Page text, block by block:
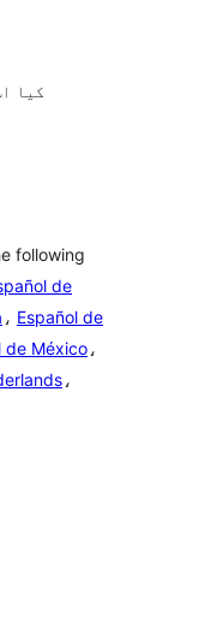
کیا
following
de
، Español de
de México،
،